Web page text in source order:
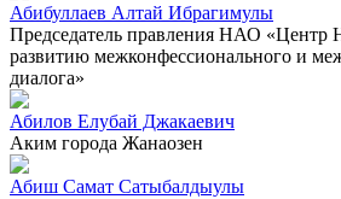
Абибуллаев Алтай Ибрагимулы
Председатель правления НАО «Центр
развитию межконфессионального и
диалога»
Абилов Елубай Джакаевич
Аким города Жанаозен
Абиш Самат Сатыбалдыулы